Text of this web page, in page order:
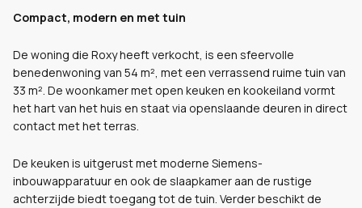
Compact, modern en met tuin
De woning die Roxy heeft verkocht, is een sfeervolle
benedenwoning van 54 m², met een verrassend ruime tuin van
33 m². De woonkamer met open keuken en kookeiland vormt
het hart van het huis en staat via openslaande deuren in direct
contact met het terras.
De keuken is uitgerust met moderne Siemens-
inbouwapparatuur en ook de slaapkamer aan de rustige
achterzijde biedt toegang tot de tuin. Verder beschikt de